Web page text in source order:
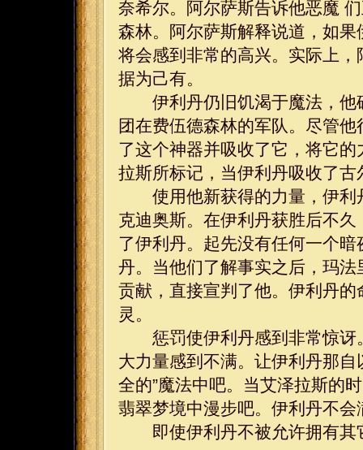
奈希尔。阿尔萨斯告诉他恶魔
森林。阿尔萨斯解释说道，如
将会感到非常的高兴。实际上
据为己有。
伊利丹仍旧饥渴于魔法，他
团在费伍德森林的军队。尽管
了这个神器并吸收了它，将它
拉斯所标记，当伊利丹吸收了
使用他新获得的力量，伊利
克迪奥斯。在伊利丹获胜后不
了伊利丹。起先没有任何一个
丹。当他们了解事实之后，玛
贡献，直接宣判了他。伊利丹
灵。
惩罚使伊利丹感到非常惊讶
大力量感到不满。让伊利丹那
全的”魔法中吧。当艾泽拉斯的
翡翠梦境中漫步吧。伊利丹不
即使伊利丹不被允许拥有其